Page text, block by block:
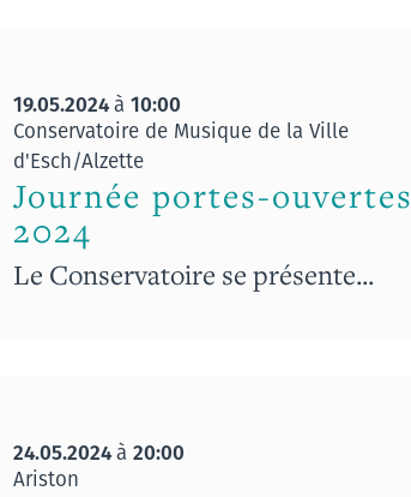
19.05.2024à 10:00
Conservatoire de Musique de la Ville
d'Esch/Alzette
Journée portes-ouvertes
2024
Le Conservatoire se présente...
24.05.2024à 20:00
Ariston